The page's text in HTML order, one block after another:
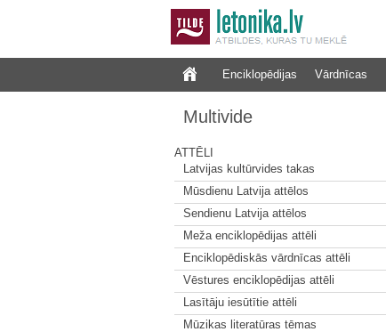
Enciklopēdijas Vārdnīcas
Multivide
ATTĒLI
Latvijas kultūrvides takas
Mūsdienu Latvija attēlos
Sendienu Latvija attēlos
Meža enciklopēdijas attēli
Enciklopēdiskās vārdnīcas attēli
Vēstures enciklopēdijas attēli
Lasītāju iesūtītie attēli
Mūzikas literatūras tēmas